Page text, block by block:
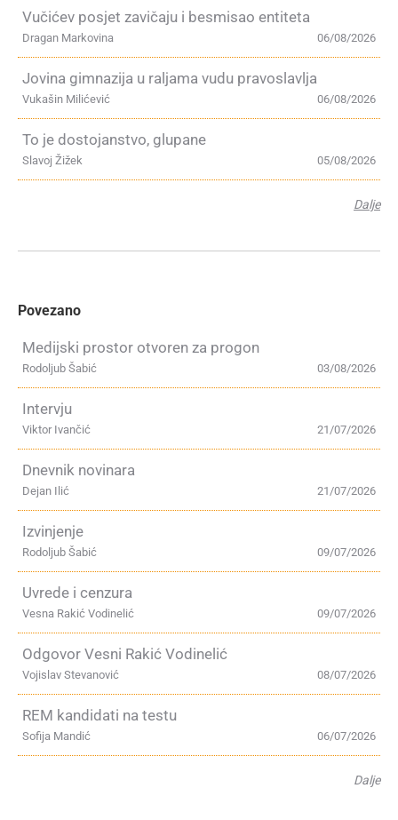
Vučićev posjet zavičaju i besmisao entiteta
06/08/2026
Dragan Markovina
Jovina gimnazija u raljama vudu pravoslavlja
06/08/2026
Vukašin Milićević
To je dostojanstvo, glupane
05/08/2026
Slavoj Žižek
Dalje
Povezano
Medijski prostor otvoren za progon
03/08/2026
Rodoljub Šabić
Intervju
21/07/2026
Viktor Ivančić
Dnevnik novinara
21/07/2026
Dejan Ilić
Izvinjenje
09/07/2026
Rodoljub Šabić
Uvrede i cenzura
09/07/2026
Vesna Rakić Vodinelić
Odgovor Vesni Rakić Vodinelić
08/07/2026
Vojislav Stevanović
REM kandidati na testu
06/07/2026
Sofija Mandić
Dalje